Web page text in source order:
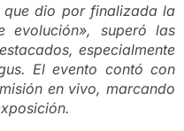
que dio por finalizada la
evolución», superó las
especialmente
El evento contó con
en vivo, marcando